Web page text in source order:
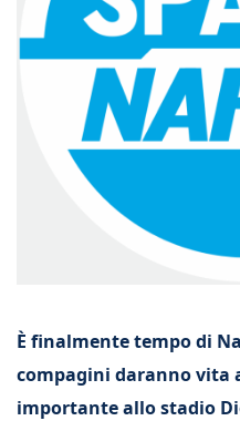
È finalmente tempo di
compagini daranno vita
importante allo stadio